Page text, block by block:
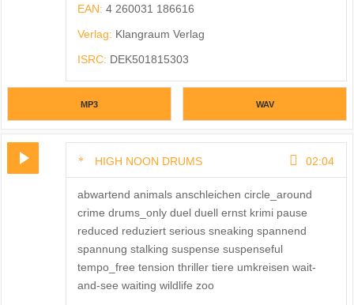
EAN: 4 260031 186616
Verlag: Klangraum Verlag
ISRC: DEK501815303
MP3 WAV
HIGH NOON DRUMS 02:04
abwartend animals anschleichen circle_around
crime drums_only duel duell ernst krimi pause
reduced reduziert serious sneaking spannend
spannung stalking suspense suspenseful
tempo_free tension thriller tiere umkreisen wait-
and-see waiting wildlife zoo